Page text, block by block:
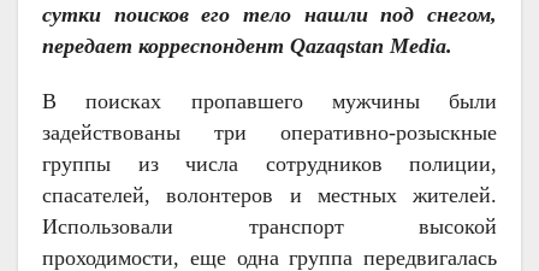
сутки поисков его тело нашли под снегом,
передает корреспондент Qazaqstan Media.
В поисках пропавшего мужчины были
задействованы три оперативно-розыскные
группы из числа сотрудников полиции,
спасателей, волонтеров и местных жителей.
Использовали транспорт высокой
проходимости, еще одна группа передвигалась